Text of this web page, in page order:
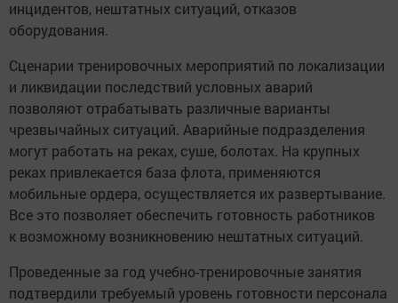
инцидентов, нештатных ситуаций, отказов
оборудования.
Сценарии тренировочных мероприятий по локализации
и ликвидации последствий условных аварий
позволяют отрабатывать различные варианты
чрезвычайных ситуаций. Аварийные подразделения
могут работать на реках, суше, болотах. На крупных
реках привлекается база флота, применяются
мобильные ордера, осуществляется их развертывание.
Все это позволяет обеспечить готовность работников
к возможному возникновению нештатных ситуаций.
Проведенные за год учебно-тренировочные занятия
подтвердили требуемый уровень готовности персонала